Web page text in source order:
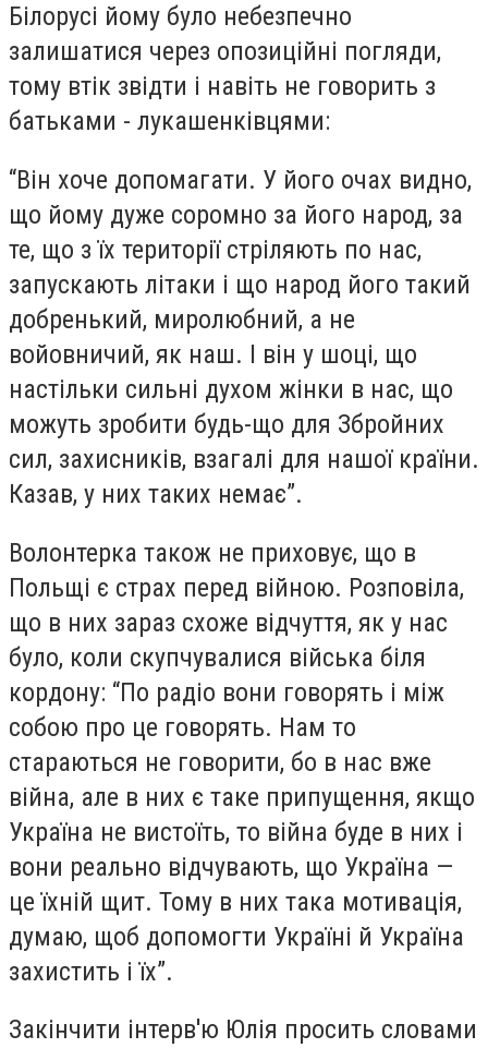
Білорусі йому було небезпечно
залишатися через опозиційні погляди,
тому втік звідти і навіть не говорить з
батьками - лукашенківцями:
“Він хоче допомагати. У його очах видно,
що йому дуже соромно за його народ, за
те, що з їх території стріляють по нас,
запускають літаки і що народ його такий
добренький, миролюбний, а не
войовничий, як наш. І він у шоці, що
настільки сильні духом жінки в нас, що
можуть зробити будь-що для Збройних
сил, захисників, взагалі для нашої країни.
Казав, у них таких немає”.
Волонтерка також не приховує, що в
Польщі є страх перед війною. Розповіла,
що в них зараз схоже відчуття, як у нас
було, коли скупчувалися війська біля
кордону: “По радіо вони говорять і між
собою про це говорять. Нам то
стараються не говорити, бо в нас вже
війна, але в них є таке припущення, якщо
Україна не вистоїть, то війна буде в них і
вони реально відчувають, що Україна —
це їхній щит. Тому в них така мотивація,
думаю, щоб допомогти Україні й Україна
захистить і їх”.
Закінчити інтерв'ю Юлія просить словами